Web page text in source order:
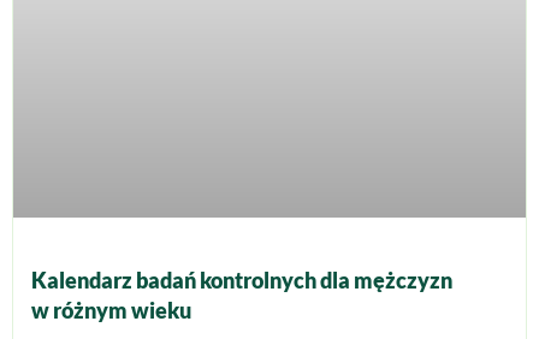
Kalendarz badań kontrolnych dla mężczyzn
w różnym wieku